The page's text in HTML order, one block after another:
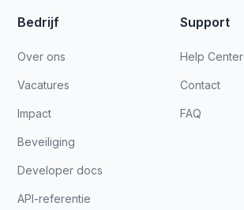
Bedrijf
Over ons
Vacatures
Impact
Beveiliging
Developer docs
API-referentie
Support
Help Center
Contact
FAQ